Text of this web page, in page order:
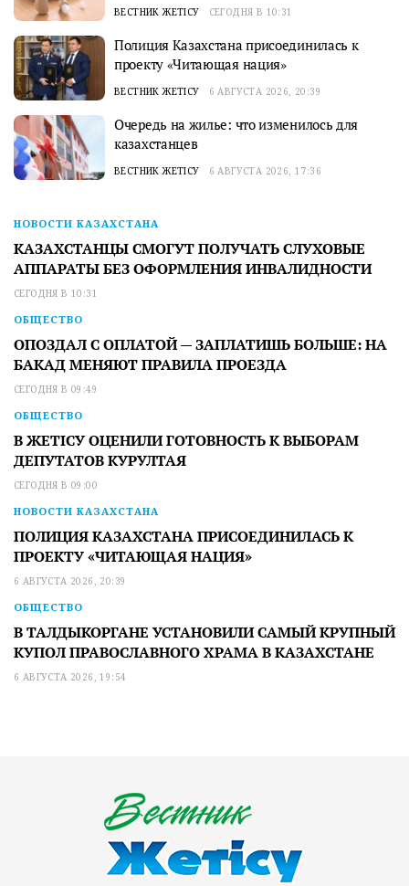
ВЕСТНИК ЖЕТІСУ СЕГОДНЯ В 10:31
Полиция Казахстана присоединилась к
проекту «Читающая нация»
ВЕСТНИК ЖЕТІСУ 6 АВГУСТА 2026, 20:39
Очередь на жилье: что изменилось для
казахстанцев
ВЕСТНИК ЖЕТІСУ 6 АВГУСТА 2026, 17:36
НОВОСТИ КАЗАХСТАНА
КАЗАХСТАНЦЫ СМОГУТ ПОЛУЧАТЬ СЛУХОВЫЕ
АППАРАТЫ БЕЗ ОФОРМЛЕНИЯ ИНВАЛИДНОСТИ
СЕГОДНЯ В 10:31
ОБЩЕСТВО
ОПОЗДАЛ С ОПЛАТОЙ — ЗАПЛАТИШЬ БОЛЬШЕ: НА
БАКАД МЕНЯЮТ ПРАВИЛА ПРОЕЗДА
СЕГОДНЯ В 09:49
ОБЩЕСТВО
В ЖЕТІСУ ОЦЕНИЛИ ГОТОВНОСТЬ К ВЫБОРАМ
ДЕПУТАТОВ КУРУЛТАЯ
СЕГОДНЯ В 09:00
НОВОСТИ КАЗАХСТАНА
ПОЛИЦИЯ КАЗАХСТАНА ПРИСОЕДИНИЛАСЬ К
ПРОЕКТУ «ЧИТАЮЩАЯ НАЦИЯ»
6 АВГУСТА 2026, 20:39
ОБЩЕСТВО
В ТАЛДЫКОРГАНЕ УСТАНОВИЛИ САМЫЙ КРУПНЫЙ
КУПОЛ ПРАВОСЛАВНОГО ХРАМА В КАЗАХСТАНЕ
6 АВГУСТА 2026, 19:54